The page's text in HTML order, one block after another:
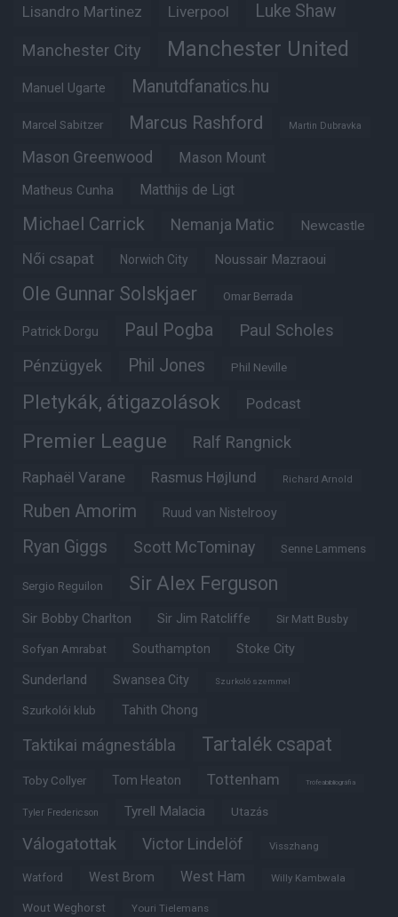
Lisandro Martinez Liverpool Luke Shaw
Manchester City Manchester United
Manuel Ugarte Manutdfanatics.hu
Marcel Sabitzer Marcus Rashford Martin Dubravka
Mason Greenwood Mason Mount
Matheus Cunha Matthijs de Ligt
Michael Carrick Nemanja Matic Newcastle
Női csapat Norwich City Noussair Mazraoui
Ole Gunnar Solskjaer Omar Berrada
Patrick Dorgu Paul Pogba Paul Scholes
Pénzügyek Phil Jones Phil Neville
Pletykák, átigazolások Podcast
Premier League Ralf Rangnick
Raphaël Varane Rasmus Højlund Richard Arnold
Ruben Amorim Ruud van Nistelrooy
Ryan Giggs Scott McTominay Senne Lammens
Sergio Reguilon Sir Alex Ferguson
Sir Bobby Charlton Sir Jim Ratcliffe Sir Matt Busby
Sofyan Amrabat Southampton Stoke City
Sunderland Swansea City Szurkoló szemmel
Szurkolói klub Tahith Chong
Taktikai mágnestábla Tartalék csapat
Toby Collyer Tom Heaton Tottenham Trófeabibliográfia
Tyler Fredericson Tyrell Malacia Utazás
Válogatottak Victor Lindelöf Visszhang
Watford West Brom West Ham Willy Kambwala
Wout Weghorst Youri Tielemans